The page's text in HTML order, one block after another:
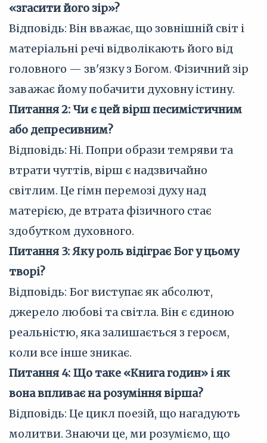
«згасити його зір»?
Відповідь: Він вважає, що зовнішній світ і
матеріальні речі відволікають його від
головного — зв'язку з Богом. Фізичний зір
заважає йому побачити духовну істину.
Питання 2: Чи є цей вірш песимістичним
або депресивним?
Відповідь: Ні. Попри образи темряви та
втрати чуттів, вірш є надзвичайно
світлим. Це гімн перемозі духу над
матерією, де втрата фізичного стає
здобутком духовного.
Питання 3: Яку роль відіграє Бог у цьому
творі?
Відповідь: Бог виступає як абсолют,
джерело любові та світла. Він є єдиною
реальністю, яка залишається з героєм,
коли все інше зникає.
Питання 4: Що таке «Книга годин» і як
вона впливає на розуміння вірша?
Відповідь: Це цикл поезій, що нагадують
молитви. Знаючи це, ми розуміємо, що